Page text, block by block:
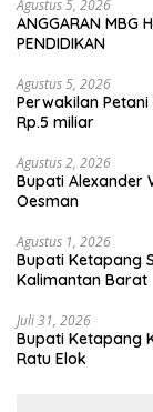
Agustus 5, 2026
ANGGARAN MBG
PENDIDIKAN
Agustus 5, 2026
Perwakilan
Rp.5 miliar
Agustus 2, 2026
Bupati Alexander
Oesman
Agustus 1, 2026
Bupati Ketapang
Kalimantan Barat
Juli 31, 2026
Bupati Ketapang
Ratu Elok